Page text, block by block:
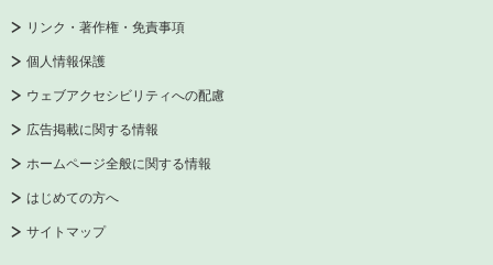
リンク・著作権・免責事項
個人情報保護
ウェブアクセシビリティへの配慮
広告掲載に関する情報
ホームページ全般に関する情報
はじめての方へ
サイトマップ